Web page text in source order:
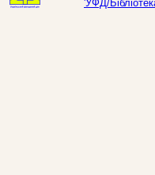
'УФД/